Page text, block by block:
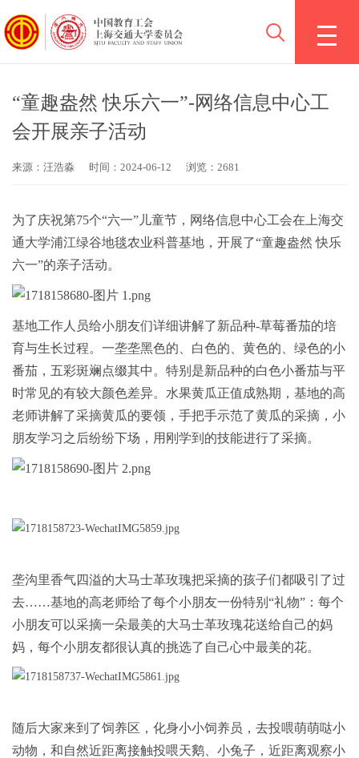
“童趣盎然 快乐六一”-网络信息中心工
会开展亲子活动
来源：汪浩淼 时间：2024-06-12 浏览：2681
为了庆祝第75个“六一”儿童节，网络信息中心工会在上海交
通大学浦江绿谷地毯农业科普基地，开展了“童趣盎然 快乐
六一”的亲子活动。
基地工作人员给小朋友们详细讲解了新品种-草莓番茄的培
育与生长过程。一垄垄黑色的、白色的、黄色的、绿色的小
番茄，五彩斑斓点缀其中。特别是新品种的白色小番茄与平
时常见的有较大颜色差异。水果黄瓜正值成熟期，基地的高
老师讲解了采摘黄瓜的要领，手把手示范了黄瓜的采摘，小
朋友学习之后纷纷下场，用刚学到的技能进行了采摘。
垄沟里香气四溢的大马士革玫瑰把采摘的孩子们都吸引了过
去……基地的高老师给了每个小朋友一份特别“礼物”：每个
小朋友可以采摘一朵最美的大马士革玫瑰花送给自己的妈
妈，每个小朋友都很认真的挑选了自己心中最美的花。
随后大家来到了饲养区，化身小小饲养员，去投喂萌萌哒小
动物，和自然近距离接触投喂天鹅、小兔子，近距离观察小